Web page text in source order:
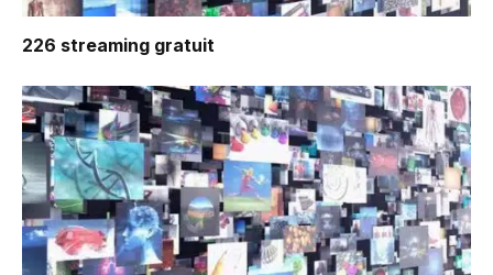
226 streaming gratuit